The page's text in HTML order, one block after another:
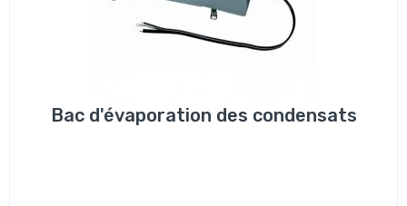
Bac d'évaporation des condensats